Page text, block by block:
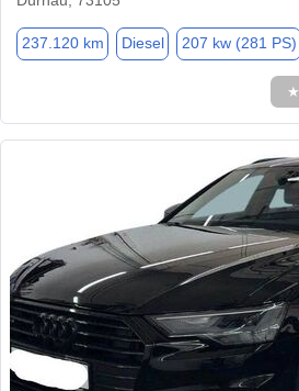
237.120 km Diesel 207 kw (281 PS)
★